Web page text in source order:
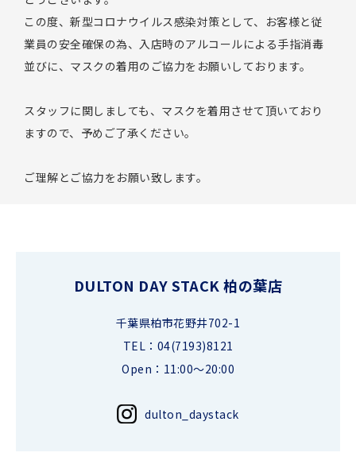
この度、新型コロナウイルス感染対策として、お客様と従
業員の安全確保の為、入店時のアルコールによる手指消毒
並びに、マスクの着用のご協力をお願いしております。
スタッフに関しましても、マスクを着用させて頂いており
ますので、予めご了承ください。
ご理解とご協力をお願い致します。
DULTON DAY STACK 柏の葉店
千葉県柏市花野井702-1
TEL：04(7193)8121
Open：11:00～20:00
dulton_daystack